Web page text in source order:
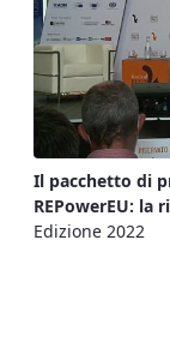
Il pacchetto di
REPowerEU: la
Edizione 2022